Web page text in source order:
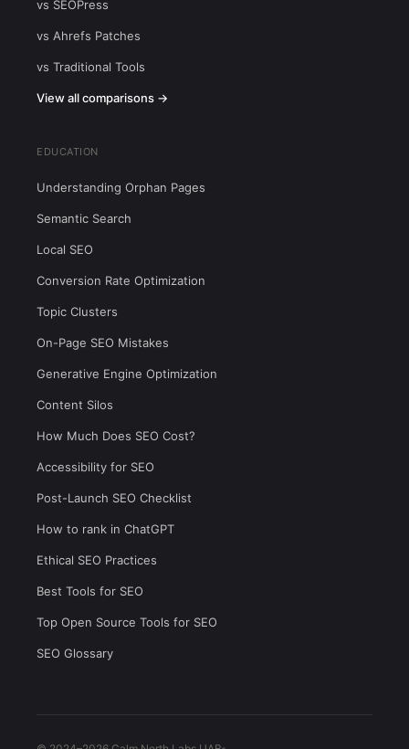
vs SEOPress
vs Ahrefs Patches
vs Traditional Tools
View all comparisons →
EDUCATION
Understanding Orphan Pages
Semantic Search
Local SEO
Conversion Rate Optimization
Topic Clusters
On-Page SEO Mistakes
Generative Engine Optimization
Content Silos
How Much Does SEO Cost?
Accessibility for SEO
Post-Launch SEO Checklist
How to rank in ChatGPT
Ethical SEO Practices
Best Tools for SEO
Top Open Source Tools for SEO
SEO Glossary